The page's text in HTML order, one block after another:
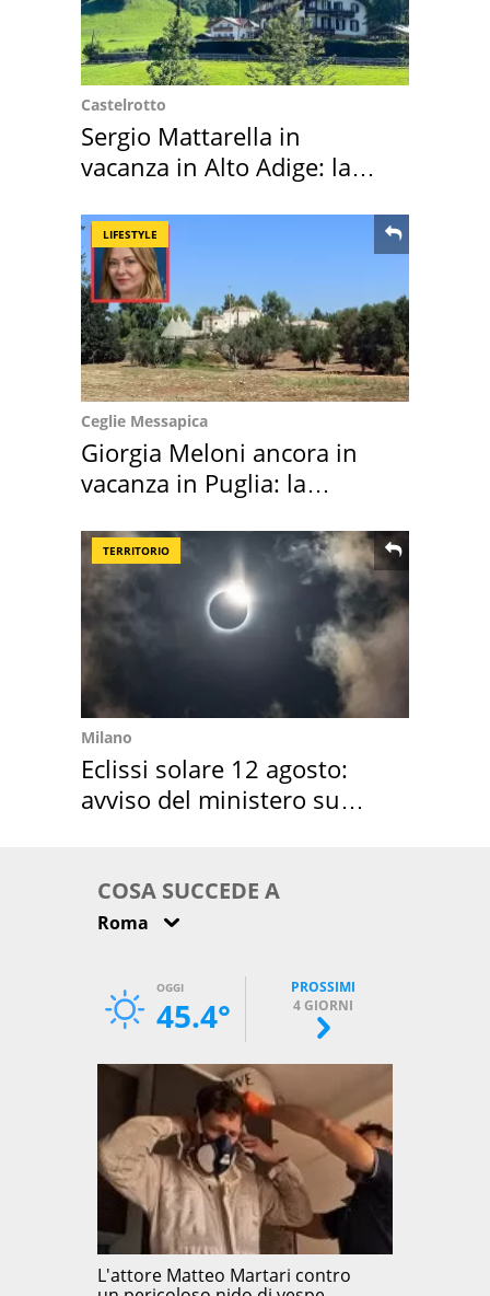
Castelrotto
Sergio Mattarella in
vacanza in Alto Adige: la
LIFESTYLE
Ceglie Messapica
Giorgia Meloni ancora in
vacanza in Puglia: la
TERRITORIO
Milano
Eclissi solare 12 agosto:
avviso del ministero su